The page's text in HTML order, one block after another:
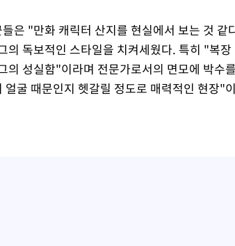
은 "만화 캐릭터 산지를 현실에서 보는 것
의 독보적인 스타일을 치켜세웠다. 특히 "복
의 성실함"이라며 전문가로서의 면모에 박수
얼굴 때문인지 헷갈릴 정도로 매력적인 현장"